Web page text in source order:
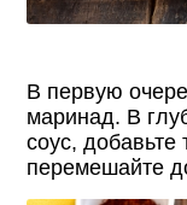
В первую
маринад. В
соус,
перемешайте